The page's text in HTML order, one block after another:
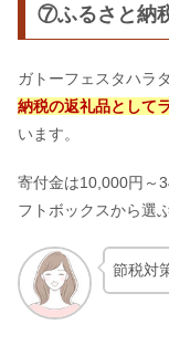
⑦ふるさと納
ガトーフェスタハラ
納税の返礼品として
います。
寄付金は10,000円～
フトボックスから選
節税対